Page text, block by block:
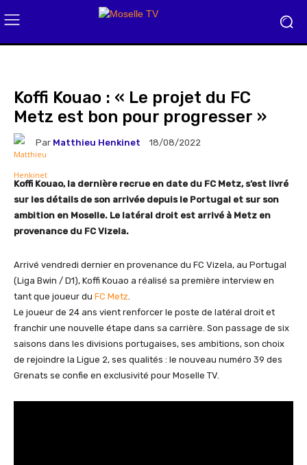
Koffi Kouao : « Le projet du FC
Metz est bon pour progresser »
Par Matthieu Henkinet 18/08/2022
Koffi Kouao, la dernière recrue en date du FC Metz, s’est livré
sur les détails de son arrivée depuis le Portugal et sur son
ambition en Moselle. Le latéral droit est arrivé à Metz en
provenance du FC Vizela.
Arrivé vendredi dernier en provenance du FC Vizela, au Portugal
(Liga Bwin / D1), Koffi Kouao a réalisé sa première interview en
tant que joueur du FC Metz.
Le joueur de 24 ans vient renforcer le poste de latéral droit et
franchir une nouvelle étape dans sa carrière. Son passage de six
saisons dans les divisions portugaises, ses ambitions, son choix
de rejoindre la Ligue 2, ses qualités : le nouveau numéro 39 des
Grenats se confie en exclusivité pour Moselle TV.